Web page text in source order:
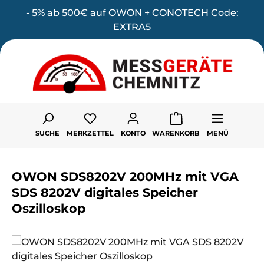
Zum Hauptinhalt springen
- 5% ab 500€ auf OWON + CONOTECH Code:
EXTRA5
SUCHE
Du hast 0 Produkte auf dem
MERKZETTEL KONTO WARENKORB MENÜ
OWON SDS8202V 200MHz mit VGA
SDS 8202V digitales Speicher
Oszilloskop
Bildergalerie überspringen